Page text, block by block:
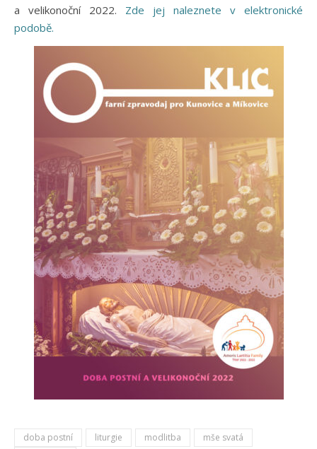
a velikonoční 2022. Zde jej naleznete v elektronické
podobě.
doba postní liturgie modlitba
mše svatá